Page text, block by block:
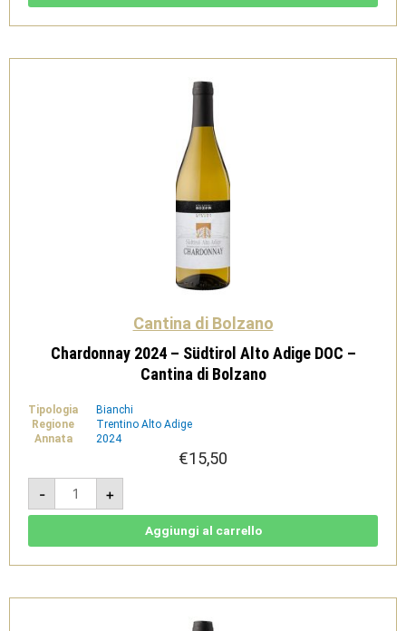
DOC
di
Cantina di Bolzano
Chardonnay 2024 – Südtirol Alto Adige DOC –
Cantina di Bolzano
Tipologia
Bianchi
Regione
Trentino Alto Adige
Annata
2024
€15,50
-
Chardonnay
2024
-
Südtirol
-
Bolzano
+
Aggiungi al carrello